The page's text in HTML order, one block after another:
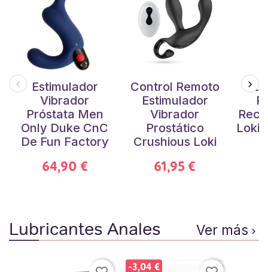
Estimulador
Vibrador
Próstata Men
Only Duke CnC
De Fun Factory
64,90 €
Control Remoto
Estimulador
Vibrador
Prostático
Crushious Loki
61,95 €
Loki
Lubricantes Anales Ver más 
-3,04 €